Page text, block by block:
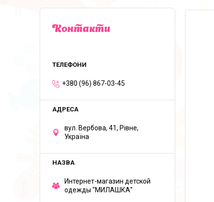
Контакти
+380 (96) 867-03-45
вул. Вербова, 41, Рівне,
Україна
Интернет-магазин детской
одежды "МИЛАШКА"